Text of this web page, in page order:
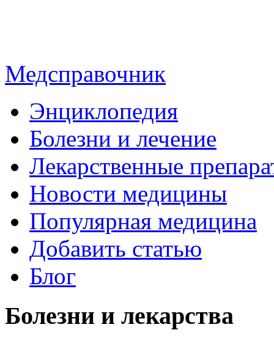
Медсправочник
Энциклопедия
Болезни и лечение
Лекарственные
Новости медицины
Популярная медицина
Добавить статью
Блог
Болезни и лекарства